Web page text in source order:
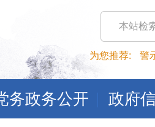
本站检
为您推荐: 警
务政务公开 政府